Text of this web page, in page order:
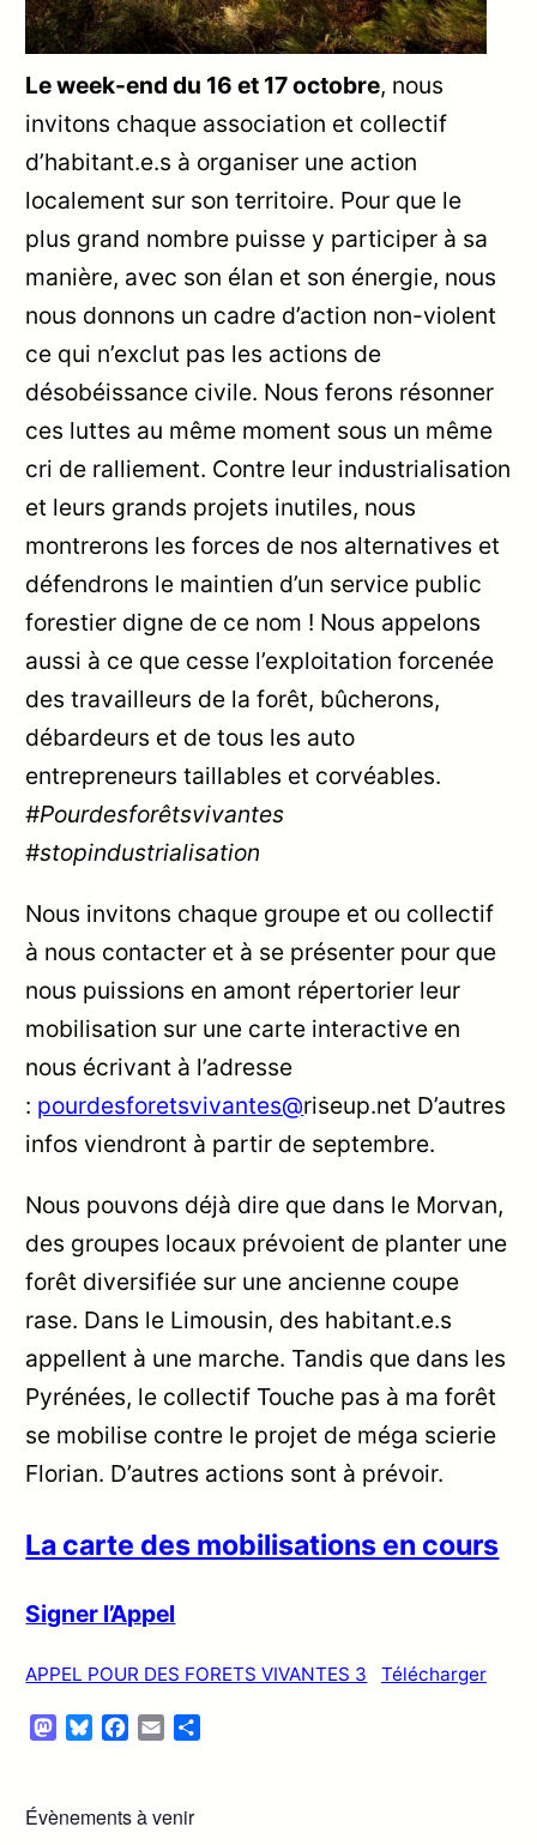
Le week-end du 16 et 17 octobre, nous
invitons chaque association et collectif
d’habitant.e.s à organiser une action
localement sur son territoire. Pour que le
plus grand nombre puisse y participer à sa
manière, avec son élan et son énergie, nous
nous donnons un cadre d’action non-violent
ce qui n’exclut pas les actions de
désobéissance civile. Nous ferons résonner
ces luttes au même moment sous un même
cri de ralliement. Contre leur industrialisation
et leurs grands projets inutiles, nous
montrerons les forces de nos alternatives et
défendrons le maintien d’un service public
forestier digne de ce nom ! Nous appelons
aussi à ce que cesse l’exploitation forcenée
des travailleurs de la forêt, bûcherons,
débardeurs et de tous les auto
entrepreneurs taillables et corvéables.
#Pourdesforêtsvivantes
#stopindustrialisation
Nous invitons chaque groupe et ou collectif
à nous contacter et à se présenter pour que
nous puissions en amont répertorier leur
mobilisation sur une carte interactive en
nous écrivant à l’adresse
: pourdesforetsvivantes@riseup.net D’autres
infos viendront à partir de septembre.
Nous pouvons déjà dire que dans le Morvan,
des groupes locaux prévoient de planter une
forêt diversifiée sur une ancienne coupe
rase. Dans le Limousin, des habitant.e.s
appellent à une marche. Tandis que dans les
Pyrénées, le collectif Touche pas à ma forêt
se mobilise contre le projet de méga scierie
Florian. D’autres actions sont à prévoir.
La carte des mobilisations en cours
Signer l’Appel
APPEL POUR DES FORETS VIVANTES 3 Télécharger
Mastodon
BlueskyFacebook
Email
Évènements à venir